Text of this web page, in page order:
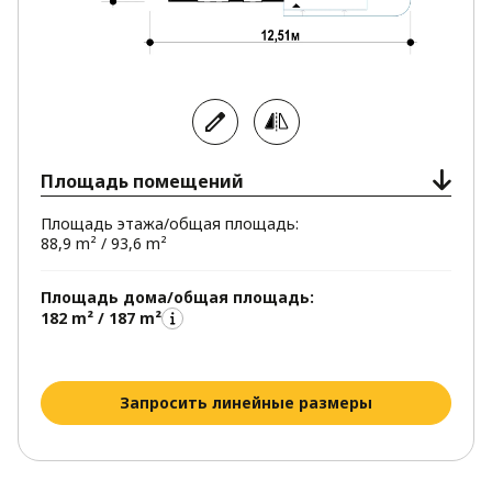
Площадь помещений
Площадь этажа/общая площадь:
88,9 m² / 93,6 m²
Площадь дома/общая площадь:
182 m² / 187 m²
Запросить линейные размеры